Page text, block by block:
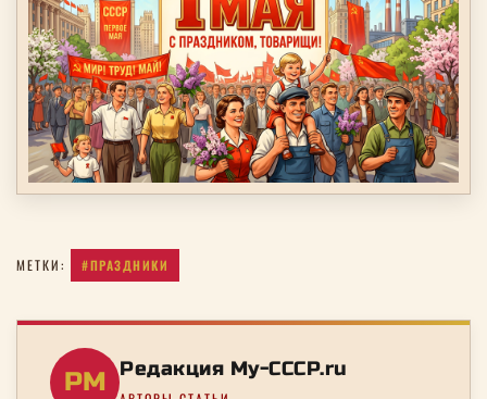
МЕТКИ: #ПРАЗДНИКИ
РM Редакция My-CCCP.ru